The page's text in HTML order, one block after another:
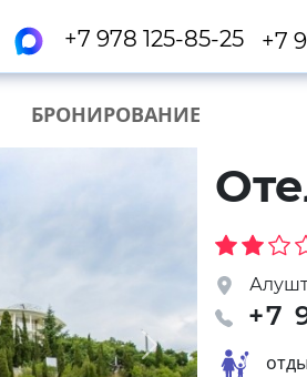
+7 978 125-85-25 +7
БРОНИРОВАНИЕ
Next
+7